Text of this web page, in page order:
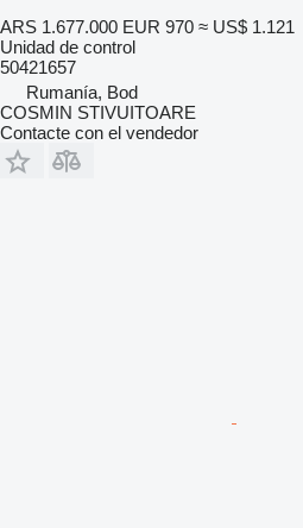
ARS 1.677.000 EUR 970 ≈ US$ 1.121
Unidad de control
50421657
Rumanía, Bod
COSMIN STIVUITOARE
Contacte con el vendedor